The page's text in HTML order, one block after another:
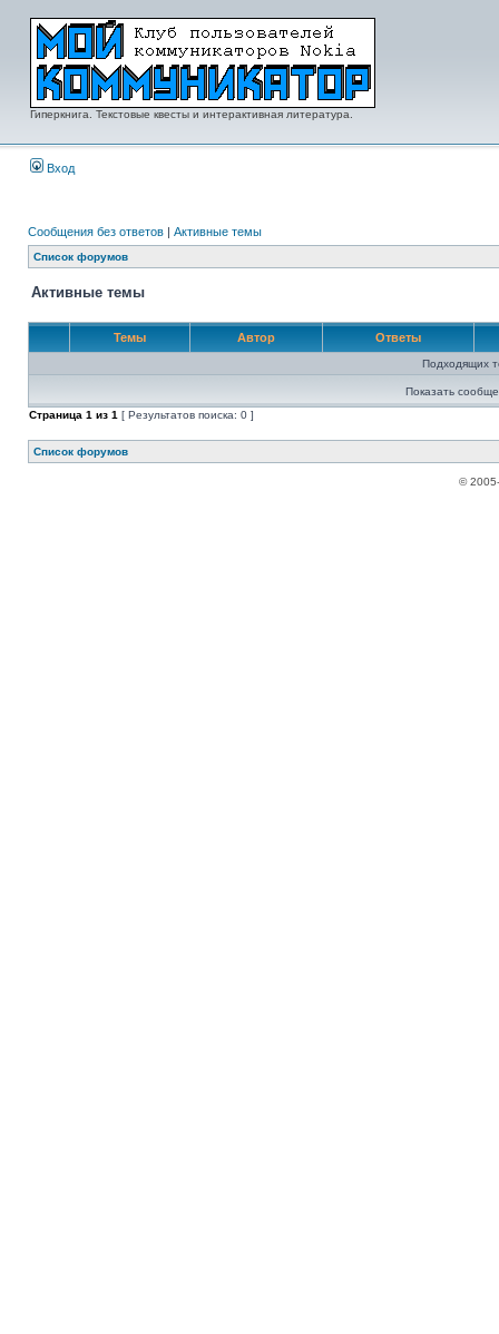
Гиперкнига. Текстовые квесты и интерактивная литература.
Вход
Сообщения без ответов | Активные темы
Список форумов
Активные темы
Темы Автор Ответы
Подходящих
Показать
Страница 1 из 1 [ Результатов поиска: 0 ]
Список форумов
©